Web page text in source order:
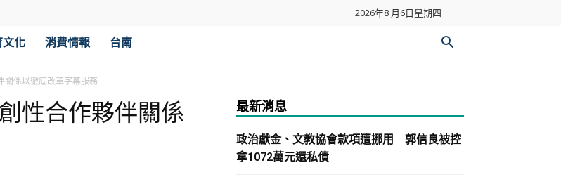
2026年8 月6日星期四
文化 消費情報 台南
關係以徹底改革字幕服務
性合作夥伴關係
最新消息
政治獻金、文教協會款項遭挪用 郭信良被控
拿1072萬元還私債